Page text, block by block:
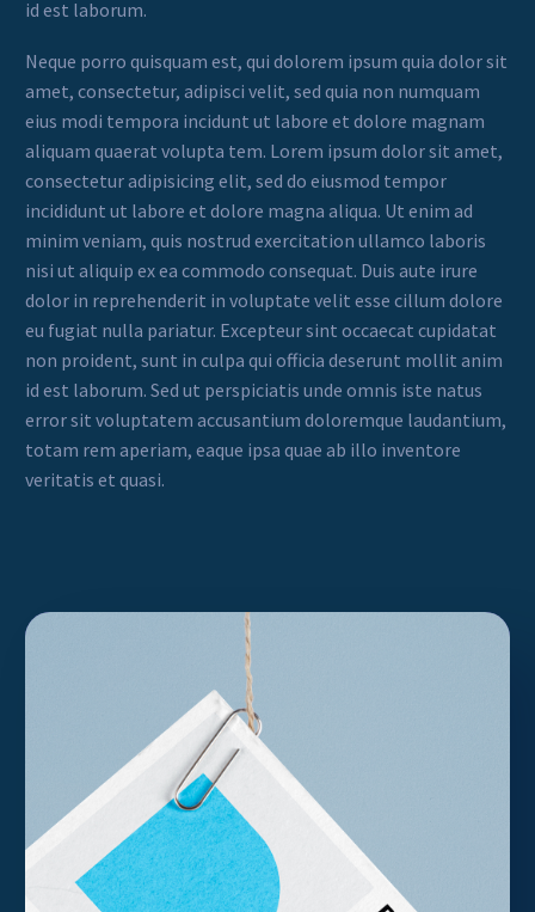
id est laborum.
Neque porro quisquam est, qui dolorem ipsum quia dolor sit
amet, consectetur, adipisci velit, sed quia non numquam
eius modi tempora incidunt ut labore et dolore magnam
aliquam quaerat volupta tem. Lorem ipsum dolor sit amet,
consectetur adipisicing elit, sed do eiusmod tempor
incididunt ut labore et dolore magna aliqua. Ut enim ad
minim veniam, quis nostrud exercitation ullamco laboris
nisi ut aliquip ex ea commodo consequat. Duis aute irure
dolor in reprehenderit in voluptate velit esse cillum dolore
eu fugiat nulla pariatur. Excepteur sint occaecat cupidatat
non proident, sunt in culpa qui officia deserunt mollit anim
id est laborum. Sed ut perspiciatis unde omnis iste natus
error sit voluptatem accusantium doloremque laudantium,
totam rem aperiam, eaque ipsa quae ab illo inventore
veritatis et quasi.